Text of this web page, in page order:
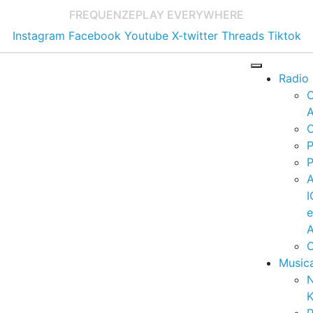
FREQUENZEPLAY EVERYWHERE
Instagram Facebook Youtube X-twitter Threads Tiktok
Radio
e